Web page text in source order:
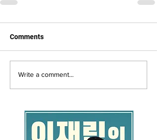
Comments
Write a comment...